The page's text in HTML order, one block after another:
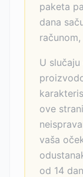
paketa
dana
U
ove
vaša
od 14